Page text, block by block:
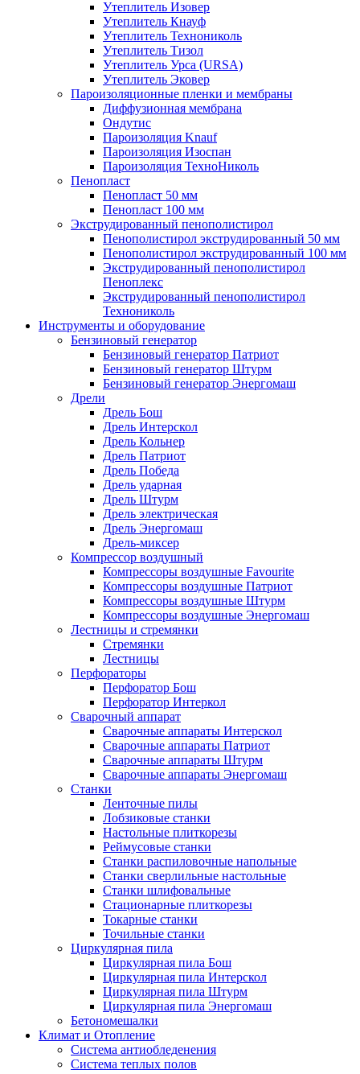
Утеплитель Изовер
Утеплитель Кнауф
Утеплитель Технониколь
Утеплитель Тизол
Утеплитель Урса (URSA)
Утеплитель Эковер
Пароизоляционные пленки и мембраны
Диффузионная мембрана
Ондутис
Пароизоляция Knauf
Пароизоляция Изоспан
Пароизоляция ТехноНиколь
Пенопласт
Пенопласт 50 мм
Пенопласт 100 мм
Экструдированный пенополистирол
Пенополистирол экструдированный 50 мм
Пенополистирол экструдированный 100 мм
Экструдированный пенополистирол
Пеноплекс
Экструдированный пенополистирол
Технониколь
Инструменты и оборудование
Бензиновый генератор
Бензиновый генератор Патриот
Бензиновый генератор Штурм
Бензиновый генератор Энергомаш
Дрели
Дрель Бош
Дрель Интерскол
Дрель Кольнер
Дрель Патриот
Дрель Победа
Дрель ударная
Дрель Штурм
Дрель электрическая
Дрель Энергомаш
Дрель-миксер
Компрессор воздушный
Компрессоры воздушные Favourite
Компрессоры воздушные Патриот
Компрессоры воздушные Штурм
Компрессоры воздушные Энергомаш
Лестницы и стремянки
Стремянки
Лестницы
Перфораторы
Перфоратор Бош
Перфоратор Интеркол
Сварочный аппарат
Сварочные аппараты Интерскол
Сварочные аппараты Патриот
Сварочные аппараты Штурм
Сварочные аппараты Энергомаш
Станки
Ленточные пилы
Лобзиковые станки
Настольные плиткорезы
Реймусовые станки
Станки распиловочные напольные
Станки сверлильные настольные
Станки шлифовальные
Стационарные плиткорезы
Токарные станки
Точильные станки
Циркулярная пила
Циркулярная пила Бош
Циркулярная пила Интерскол
Циркулярная пила Штурм
Циркулярная пила Энергомаш
Бетономешалки
Климат и Отопление
Система антиобледенения
Система теплых полов